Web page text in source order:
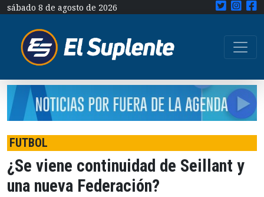
sábado 8 de agosto de 2026
FUTBOL
¿Se viene continuidad de Seillant y
una nueva Federación?